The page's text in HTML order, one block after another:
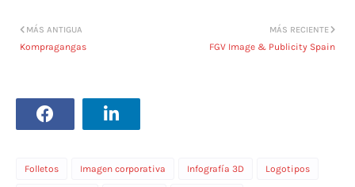
MÁS RECIENTE
FGV Image & Publicity Spain
MÁS ANTIGUA
Kompragangas
Folletos Imagen corporativa Infografía 3D Logotipos